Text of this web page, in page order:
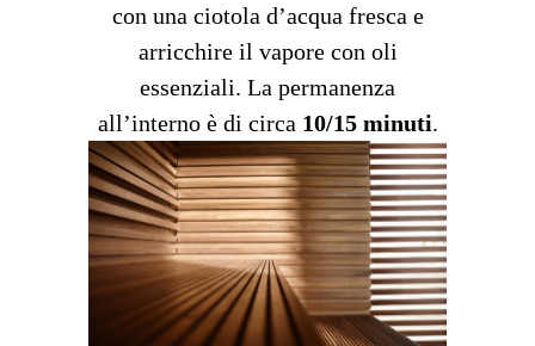
con una ciotola d’acqua fresca e
arricchire il vapore con oli
essenziali. La permanenza
all’interno è di circa 10/15 minuti.